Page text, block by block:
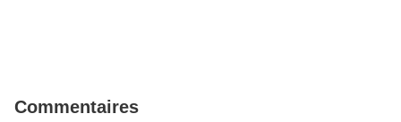
Commentaires